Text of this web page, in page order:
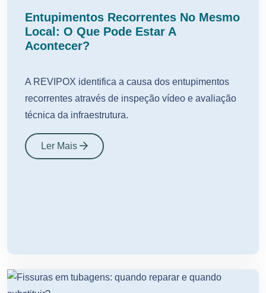
Entupimentos Recorrentes No Mesmo
Local: O Que Pode Estar A
Acontecer?
A REVIPOX identifica a causa dos entupimentos
recorrentes através de inspeção vídeo e avaliação
técnica da infraestrutura.
Ler Mais